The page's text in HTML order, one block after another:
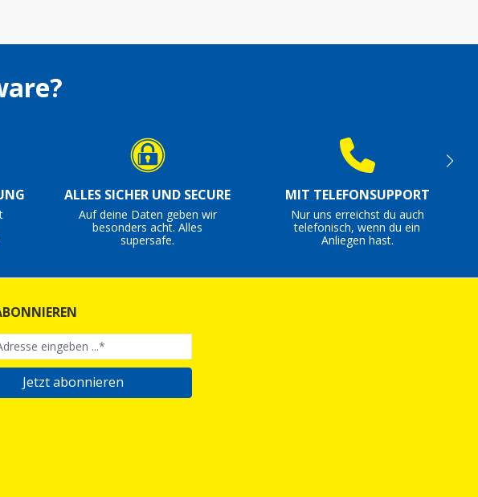
ALLES SICHER UND SECURE
Auf deine Daten geben wir
besonders acht. Alles
supersafe.
MIT TELEFONSUPPORT
Nur uns erreichst du auch
telefonisch, wenn du ein
Anliegen hast.
Jetzt abonnieren